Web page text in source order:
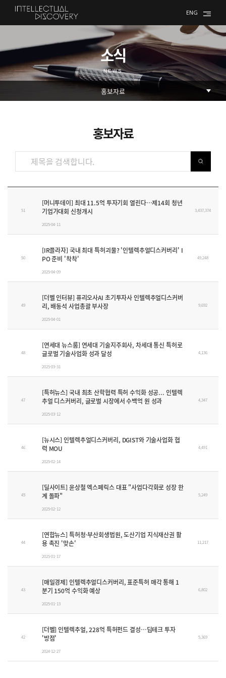
ENG
소식
NEWS
홍보자료
51
[머니투데이] 최대 11.5억 투자기회 열린다…제14회 청년
기업가대회 신청개시
2025-04-11
3,437,374
50
[IR플라자] 국내 최대 특허괴물? '인텔렉추얼디스커버리' I
PO 준비 '착착'
2025-04-09
49,248
49
[더벨 인터뷰] 퓨리오사AI 초기투자사 인텔렉추얼디스커버
리, 배동석 사업총괄 부사장
2025-04-01
9,692
48
[연세대 뉴스룸] 연세대 기술지주회사, 차세대 통신 특허로
글로벌 기술사업화 성과 달성
2025-03-31
4,136
47
[특허뉴스] 국내 최초 산학협력 특허 수익화 성공... 인텔렉
추얼 디스커버리, 글로벌 시장에서 수백억 원 성과
2025-03-12
4,347
46
[뉴시스] 인텔렉추얼디스커버리, DGIST와 기술사업화 협
력 MOU
2025-02-14
4,491
45
[딜사이트] 윤상철 엑스페릭스 대표 "사업다각화로 성장 한
계 돌파"
2025-02-12
5,249
44
[연합뉴스] 특허청·부산회생법원, 도산기업 지식재산권 활
용 촉진 '맞손'
2025-01-17
11,217
43
[매일경제] 인텔렉추얼디스커버리, 표준특허 매각 통해 1
분기 150억 수익화 예상
2025-01-13
6,802
42
[더벨] 인텔렉추얼, 228억 특허펀드 결성…딥테크 투자
'방점'
2024-12-27
5,369